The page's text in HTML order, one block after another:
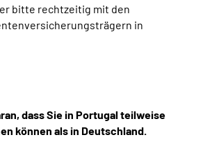
bitte rechtzeitig mit den
in
dass Sie in Portugal teilweise
können als in Deutschland.